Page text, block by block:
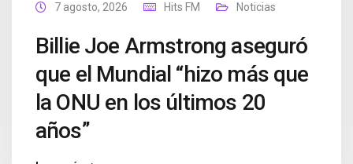
7 agosto, 2026 Hits FM Noticias
Billie Joe Armstrong aseguró
que el Mundial “hizo más que
la ONU en los últimos 20
años”